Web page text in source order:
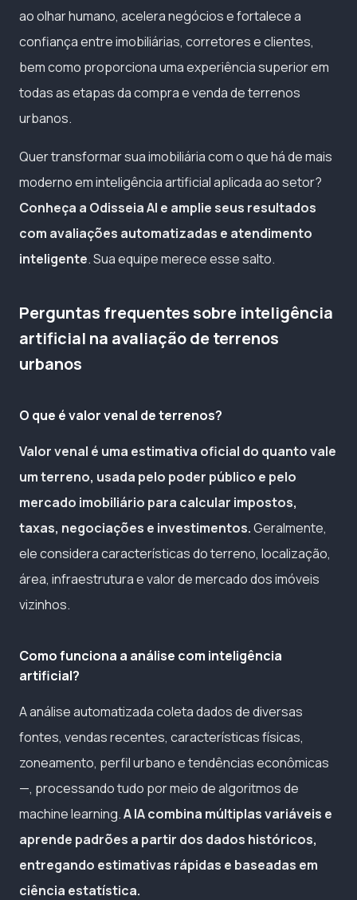
ao olhar humano, acelera negócios e fortalece a
confiança entre imobiliárias, corretores e clientes,
bem como proporciona uma experiência superior em
todas as etapas da compra e venda de terrenos
urbanos.
Quer transformar sua imobiliária com o que há de mais
moderno em inteligência artificial aplicada ao setor?
Conheça a Odisseia AI e amplie seus resultados
com avaliações automatizadas e atendimento
inteligente. Sua equipe merece esse salto.
Perguntas frequentes sobre inteligência
artificial na avaliação de terrenos
urbanos
O que é valor venal de terrenos?
Valor venal é uma estimativa oficial do quanto vale
um terreno, usada pelo poder público e pelo
mercado imobiliário para calcular impostos,
taxas, negociações e investimentos.Geralmente,
ele considera características do terreno, localização,
área, infraestrutura e valor de mercado dos imóveis
vizinhos.
Como funciona a análise com inteligência
artificial?
A análise automatizada coleta dados de diversas
fontes, vendas recentes, características físicas,
zoneamento, perfil urbano e tendências econômicas
—, processando tudo por meio de algoritmos de
machine learning.A IA combina múltiplas variáveis e
aprende padrões a partir dos dados históricos,
entregando estimativas rápidas e baseadas em
ciência estatística.